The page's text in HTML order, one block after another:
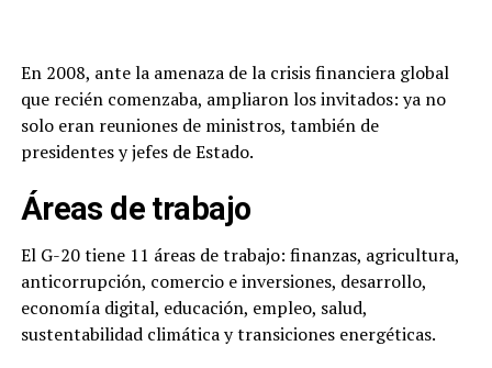
En 2008, ante la amenaza de la crisis financiera global
que recién comenzaba, ampliaron los invitados: ya no
solo eran reuniones de ministros, también de
presidentes y jefes de Estado.
Áreas de trabajo
El G-20 tiene 11 áreas de trabajo: finanzas, agricultura,
anticorrupción, comercio e inversiones, desarrollo,
economía digital, educación, empleo, salud,
sustentabilidad climática y transiciones energéticas.